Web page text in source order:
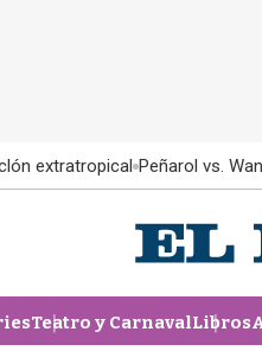
extratropical Peñarol vs.
Teatro y CarnavalLibros